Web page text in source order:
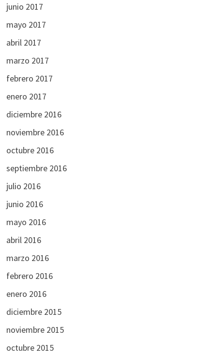
junio 2017
mayo 2017
abril 2017
marzo 2017
febrero 2017
enero 2017
diciembre 2016
noviembre 2016
octubre 2016
septiembre 2016
julio 2016
junio 2016
mayo 2016
abril 2016
marzo 2016
febrero 2016
enero 2016
diciembre 2015
noviembre 2015
octubre 2015